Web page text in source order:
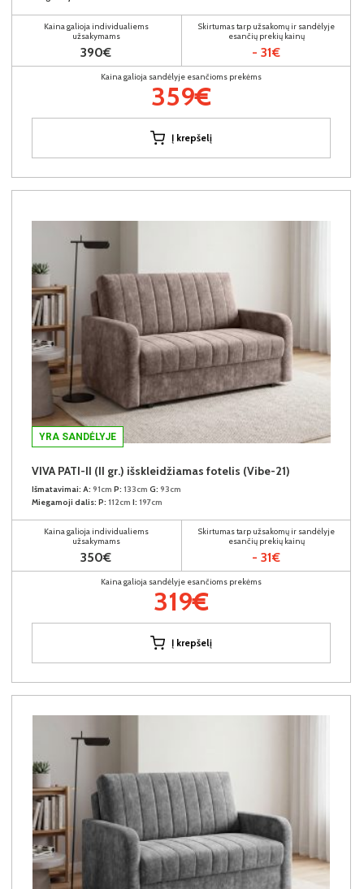
Kaina galioja individualiems
užsakymams
390€
Skirtumas tarp užsakomų ir sandėlyje
esančių prekių kainų
- 31€
Kaina galioja sandėlyje esančioms prekėms
359€
Į krepšelį
YRA SANDĖLYJE
VIVA PATI-II (II gr.) išskleidžiamas fotelis (Vibe-21)
Išmatavimai: A: 91cm P: 133cm G: 93cm
Miegamoji dalis: P: 112cm I: 197cm
Kaina galioja individualiems
užsakymams
350€
Skirtumas tarp užsakomų ir sandėlyje
esančių prekių kainų
- 31€
Kaina galioja sandėlyje esančioms prekėms
319€
Į krepšelį